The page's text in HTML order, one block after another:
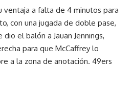
ventaja a falta de 4 minutos para
con una jugada de doble pase,
el balón a Jauan Jennings,
para que McCaffrey lo
a la zona de anotación. 49ers